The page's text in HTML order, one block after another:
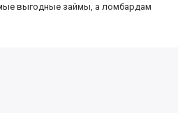
выгодные займы, а ломбардам